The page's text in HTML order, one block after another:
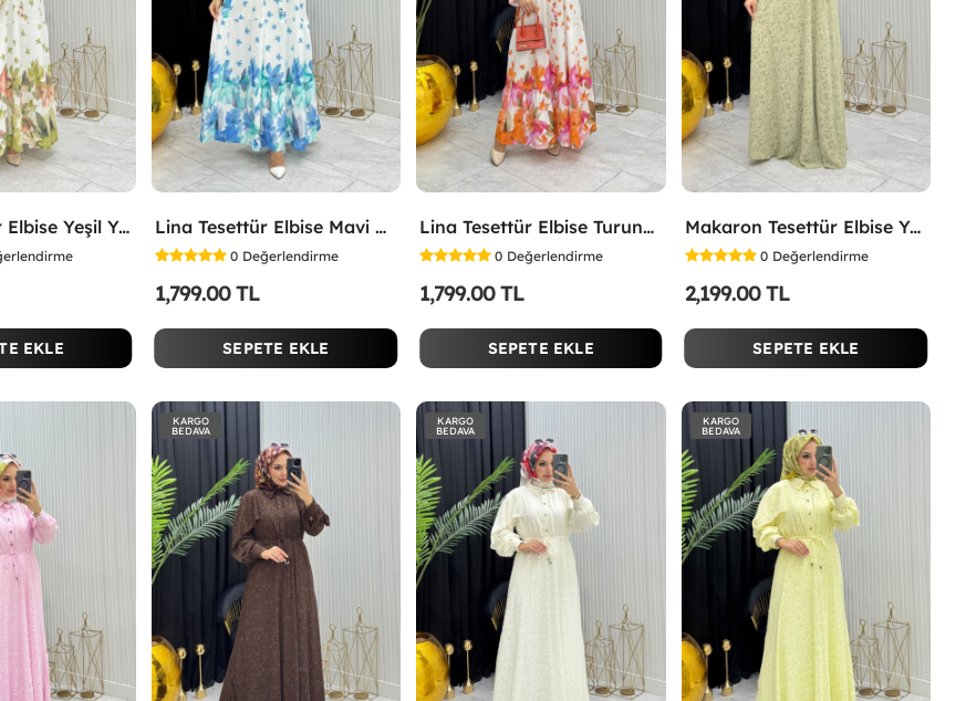
Lina Tesettür Elbise Yeşil Yeşil
EKLE
Lina Tesettür Elbise Mavi Mavi
0 Değerlendirme
1,799.00 TL
SEPETE EKLE
Lina Tesettür Elbise Turuncu Turuncu
0 Değerlendirme
1,799.00 TL
SEPETE EKLE
Makaron Tesettür Elbise Yeşil Yeşil
0 Değerlendirme
2,199.00 TL
SEPETE EKLE
KARGO
BEDAVA
KARGO
BEDAVA
KARGO
BEDAVA